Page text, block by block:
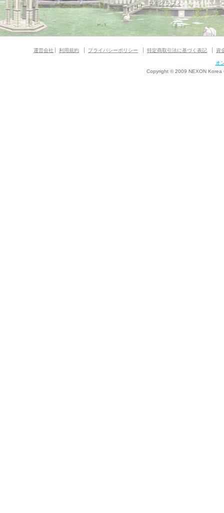
マギグラフィ
運営会社 利用規約 プライバシーポリシー 特定商取引法に基づく表記 資
オ
Copyright © 2009 NEXON Korea